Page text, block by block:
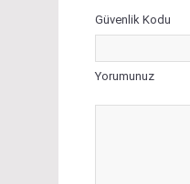
Güvenlik Kodu
Yorumunuz